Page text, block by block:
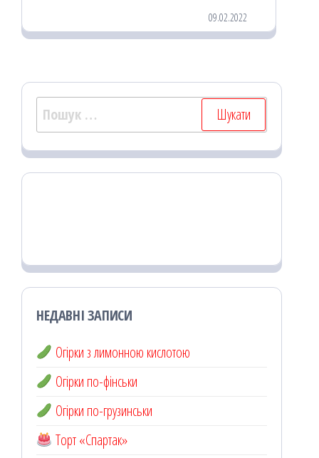
oo od ит
я
09.02.2022
Пошук:
НЕДАВНІ ЗАПИСИ
Огірки з лимонною кислотою
Огірки по-фінськи
Огірки по-грузинськи
Торт «Спартак»